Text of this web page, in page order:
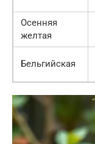
Осенняя
желтая
Бельгийская